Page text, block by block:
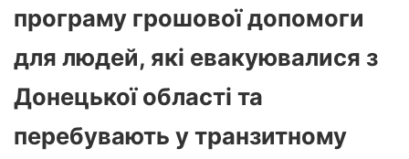
програму грошової допомоги
для людей, які евакуювалися з
Донецької області та
перебувають у транзитному